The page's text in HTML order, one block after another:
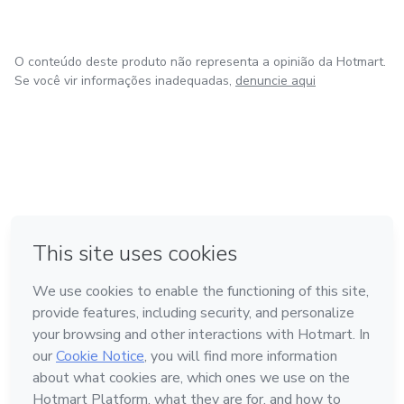
O conteúdo deste produto não representa a opinião da Hotmart.
Se você vir informações inadequadas, denuncie aqui
Feito com ❤ na Cidade do México
Conheça a Hotmart